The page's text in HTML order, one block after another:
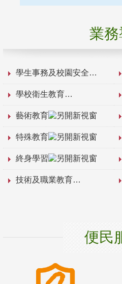
業
學生事務及校園安全
學校衛生教育
藝術教育
特殊教育
終身學習
技術及職業教育
便民